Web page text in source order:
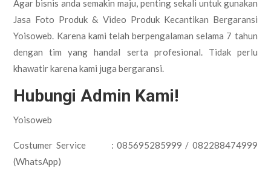
Agar bisnis anda semakin maju, penting sekali untuk gunakan
Jasa Foto Produk & Video Produk Kecantikan Bergaransi
Yoisoweb. Karena kami telah berpengalaman selama 7 tahun
dengan tim yang handal serta profesional. Tidak perlu
khawatir karena kami juga bergaransi.
Hubungi Admin Kami!
Yoisoweb
Costumer Service : 085695285999 / 082288474999
(WhatsApp)